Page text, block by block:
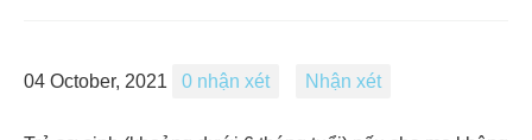
04 October, 2021 0 nhận xét Nhận xét